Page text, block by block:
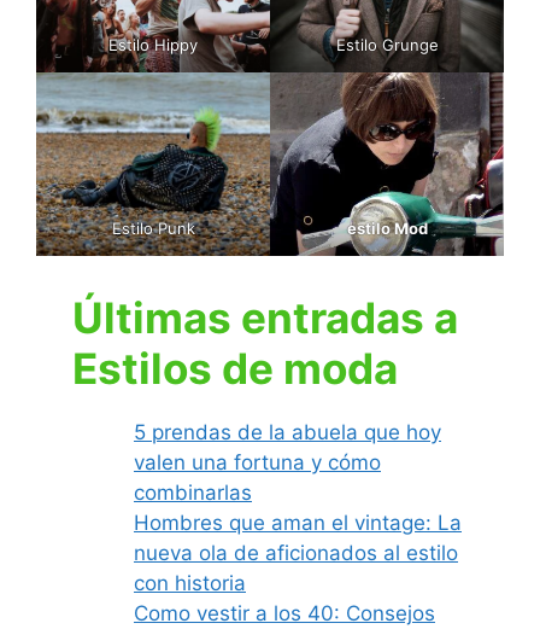
Estilo Hippy Estilo Grunge
Estilo Punk estilo Mod
Últimas entradas a
Estilos de moda
5 prendas de la abuela que hoy
valen una fortuna y cómo
combinarlas
Hombres que aman el vintage: La
nueva ola de aficionados al estilo
con historia
Como vestir a los 40: Consejos